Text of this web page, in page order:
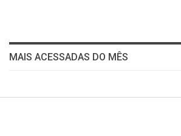
MAIS ACESSADAS DO MÊS